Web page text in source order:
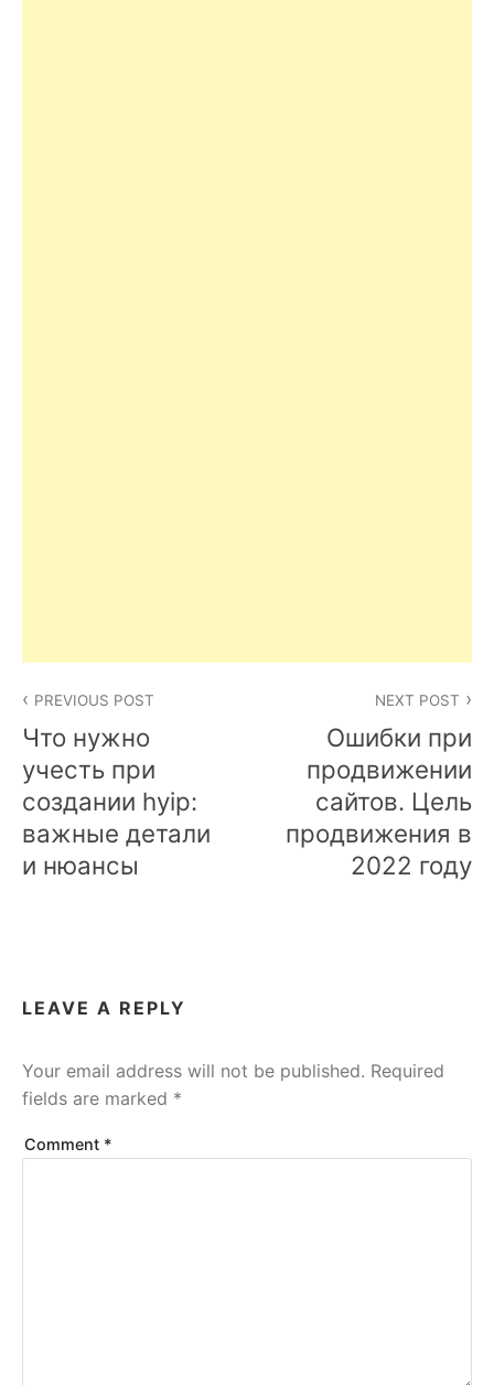
navigation
PREVIOUS POST
Что нужно
учесть при
создании hyip:
важные детали
и нюансы
NEXT POST
Ошибки при
продвижении
сайтов. Цель
продвижения в
2022 году
LEAVE A REPLY
Your email address will not be published. Required
fields are marked *
Comment *